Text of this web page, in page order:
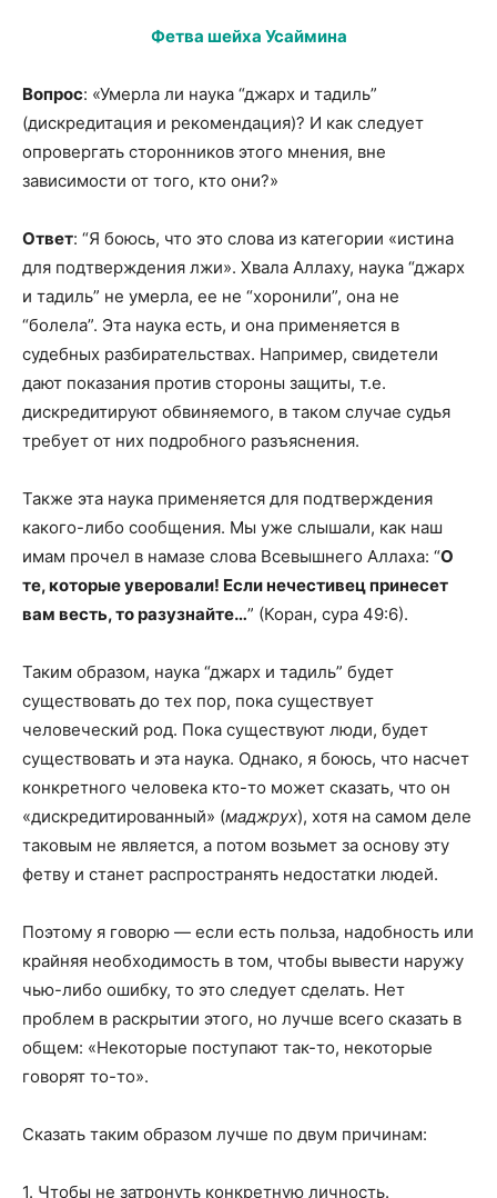
Фетва шейха Усаймина
Вопрос: «Умерла ли наука “джарх и тадиль”
(дискредитация и рекомендация)? И как следует
опровергать сторонников этого мнения, вне
зависимости от того, кто они?»
Ответ: “Я боюсь, что это слова из категории «истина
для подтверждения лжи». Хвала Аллаху, наука “джарх
и тадиль” не умерла, ее не “хоронили”, она не
“болела”. Эта наука есть, и она применяется в
судебных разбирательствах. Например, свидетели
дают показания против стороны защиты, т.е.
дискредитируют обвиняемого, в таком случае судья
требует от них подробного разъяснения.
Также эта наука применяется для подтверждения
какого-либо сообщения. Мы уже слышали, как наш
имам прочел в намазе слова Всевышнего Аллаха: “О
те, которые уверовали! Если нечестивец принесет
вам весть, то разузнайте…” (Коран, сура 49:6).
Таким образом, наука “джарх и тадиль” будет
существовать до тех пор, пока существует
человеческий род. Пока существуют люди, будет
существовать и эта наука. Однако, я боюсь, что насчет
конкретного человека кто-то может сказать, что он
«дискредитированный» (маджрух), хотя на самом деле
таковым не является, а потом возьмет за основу эту
фетву и станет распространять недостатки людей.
Поэтому я говорю — если есть польза, надобность или
крайняя необходимость в том, чтобы вывести наружу
чью-либо ошибку, то это следует сделать. Нет
проблем в раскрытии этого, но лучше всего сказать в
общем: «Некоторые поступают так-то, некоторые
говорят то-то».
Сказать таким образом лучше по двум причинам:
1. Чтобы не затронуть конкретную личность.